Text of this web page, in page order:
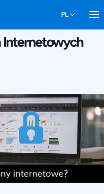
2016
Internetowych